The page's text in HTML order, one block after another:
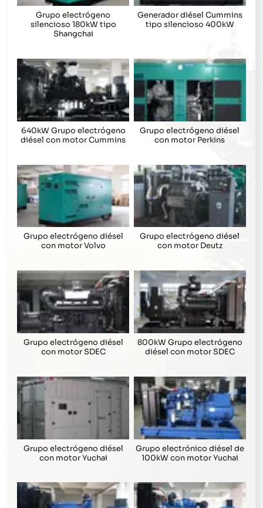
Grupo electrógeno
silencioso 180kW tipo
Shangchai
Generador diésel Cummins
tipo silencioso 400kW
640kW Grupo electrógeno
diésel con motor Cummins
Grupo electrógeno diésel
con motor Perkins
Grupo electrógeno diésel
con motor Volvo
Grupo electrógeno diésel
con motor Deutz
Grupo electrógeno diésel
con motor SDEC
800kW Grupo electrógeno
diésel con motor SDEC
Grupo electrógeno diésel
con motor Yuchai
Grupo electrónico diésel de
100kW con motor Yuchai